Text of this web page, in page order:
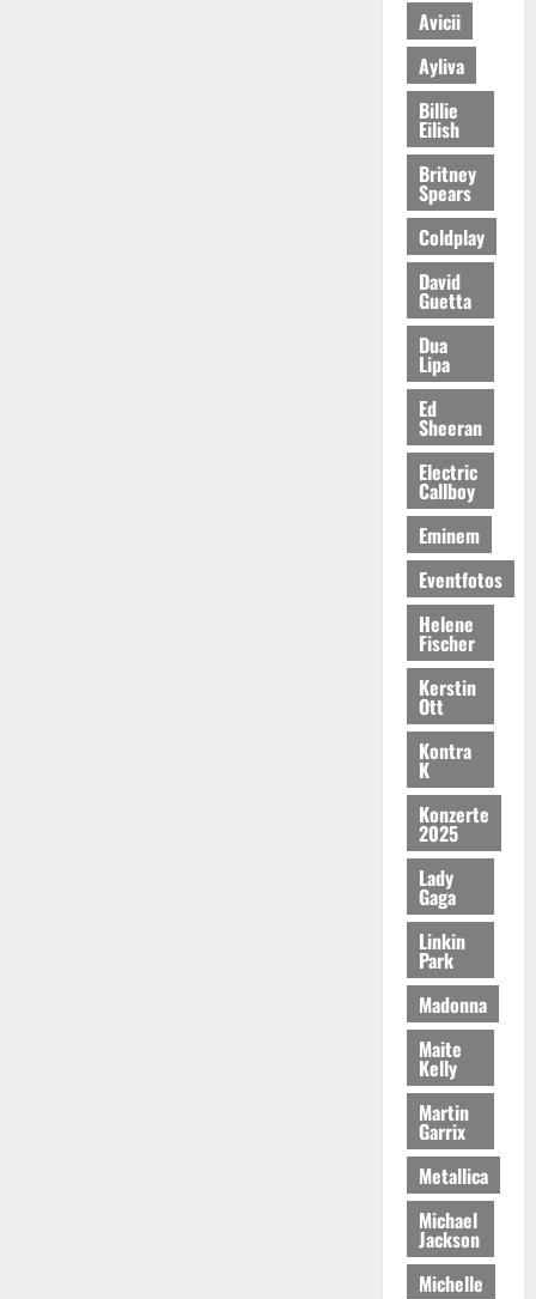
Avicii
Ayliva
Billie
Eilish
Britney
Spears
Coldplay
David
Guetta
Dua
Lipa
Ed
Sheeran
Electric
Callboy
Eminem
Eventfotos
Helene
Fischer
Kerstin
Ott
Kontra
K
Konzerte
2025
Lady
Gaga
Linkin
Park
Madonna
Maite
Kelly
Martin
Garrix
Metallica
Michael
Jackson
Michelle